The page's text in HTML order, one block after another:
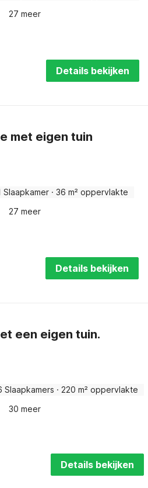
27 meer
Details bekijken
met eigen tuin
Slaapkamer · 36 m² oppervlakte
27 meer
Details bekijken
een eigen tuin.
Slaapkamers · 220 m² oppervlakte
30 meer
Details bekijken